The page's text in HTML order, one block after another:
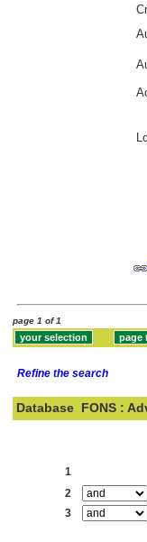
page 1 of 1
Refine the search
Database FONS :
1
2
3